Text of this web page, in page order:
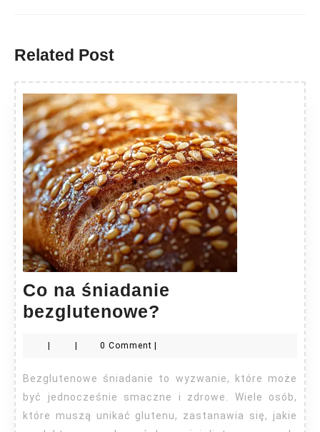
Related Post
Co na śniadanie
bezglutenowe?
bezglutenowe?
0 Comment
Bezglutenowe śniadanie to wyzwanie, które może
być jednocześnie smaczne i zdrowe. Wiele osób,
które muszą unikać glutenu, zastanawia się, jakie